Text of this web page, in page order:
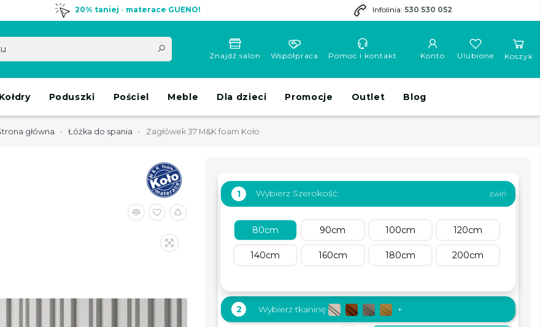
20% taniej - materace GUENO! Infolinia: 530 530 052
Znajdź salon Współpraca Pomoc i kontakt Konto Koszyk
Ulubione
Kołdry Poduszki Pościel Meble Dla dzieci Promocje Outlet Blog
główna Łóżka do spania Zagłówek 37 M&K foam Koło
1 Wybierz Szerokość:
80cm 90cm 100cm 120cm
140cm 160cm 180cm 200cm
2 Wybierz tkaninę +